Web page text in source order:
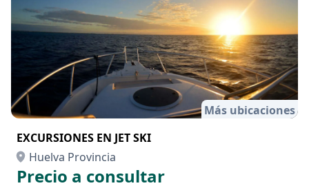
Más ubicaciones
EXCURSIONES EN JET SKI
Huelva Provincia
Precio a consultar